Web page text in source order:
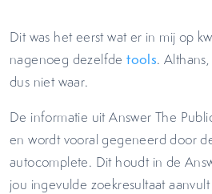
Dit was het eerst wat er in mij op
nagenoeg dezelfdetools.
dus niet waar.
De informatie uit Answer The
en wordt vooral gegeneerd door
autocomplete. Dit houdt in de
jou ingevulde zoekresultaat